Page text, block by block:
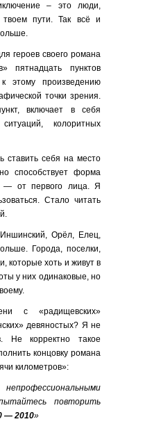
– это люди,
твоем пути. Так всё и
героев своего романа
пятнадцать пунктов
этому произведению
точки зрения.
включает в себя
колоритных
ставить себя на место
способствует форма
— от первого лица. Я
Стало читать
Иншинский, Орёл, Елец,
Города, поселки,
которые хоть и живут в
у них одинаковые, но
с «радищевских»
девяностых? Я не
Не корректно такое
концовку романа
километров»:
повторить
— 2010»